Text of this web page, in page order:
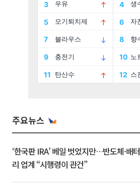
주요뉴스
‘한국판 IRA’ 베일 벗었지만…반도체·배터
리 업계 “시행령이 관건”